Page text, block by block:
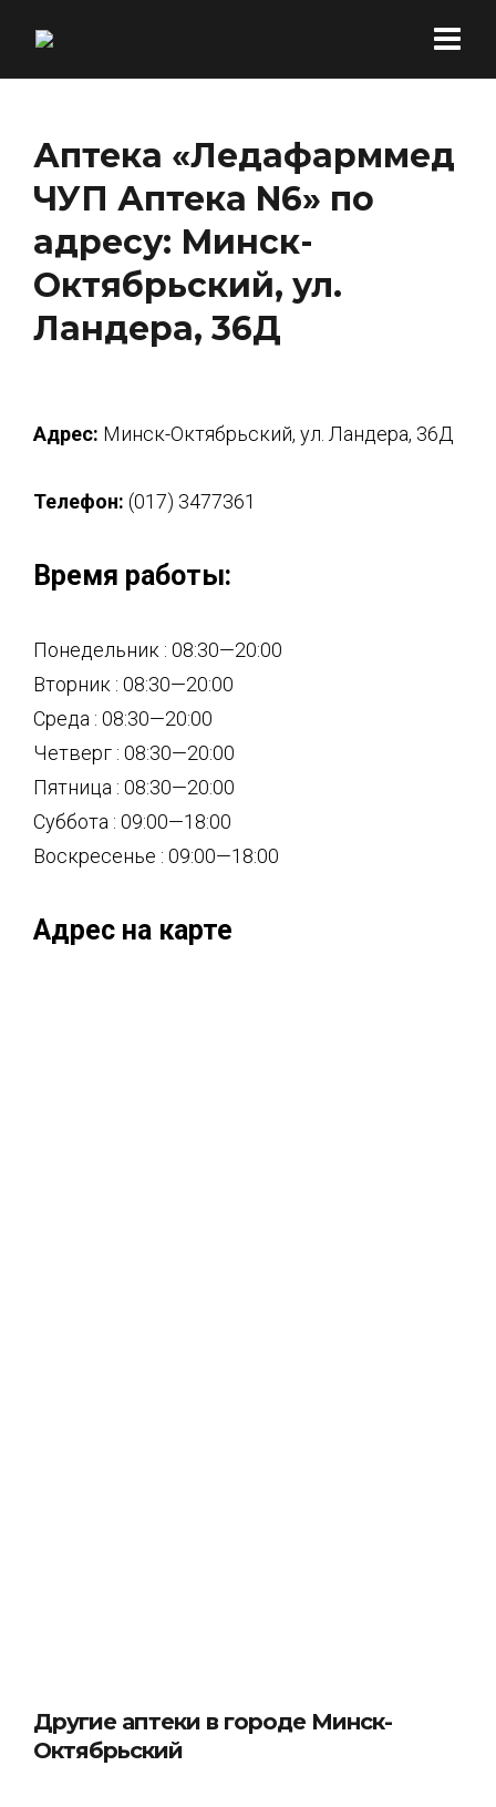
Аптека «Ледафарммед
ЧУП Аптека N6» по
адресу: Минск-
Октябрьский, ул.
Ландера, 36Д
Адрес: Минск-Октябрьский, ул. Ландера, 36Д
Телефон: (017) 3477361
Время работы:
Понедельник : 08:30—20:00
Вторник : 08:30—20:00
Среда : 08:30—20:00
Четверг : 08:30—20:00
Пятница : 08:30—20:00
Суббота : 09:00—18:00
Воскресенье : 09:00—18:00
Адрес на карте
Другие аптеки в городе Минск-
Октябрьский